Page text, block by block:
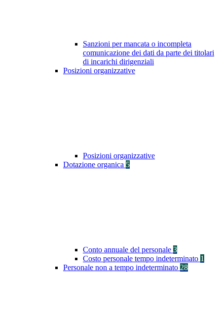
Sanzioni per mancata o incompleta
comunicazione dei dati da parte dei titolari
di incarichi dirigenziali
Posizioni organizzative
Posizioni organizzative
Dotazione organica 5
Conto annuale del personale 3
Costo personale tempo indeterminato 1
Personale non a tempo indeterminato 28